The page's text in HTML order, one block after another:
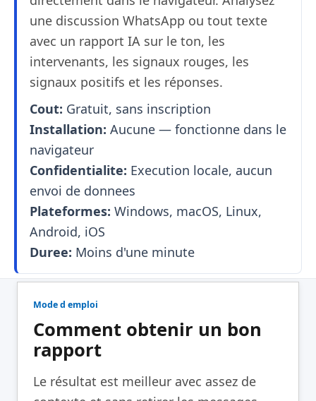
une discussion WhatsApp ou tout texte
avec un rapport IA sur le ton, les
intervenants, les signaux rouges, les
signaux positifs et les réponses.
Cout: Gratuit, sans inscription
Installation: Aucune — fonctionne dans le
navigateur
Confidentialite: Execution locale, aucun
envoi de donnees
Plateformes: Windows, macOS, Linux,
Android, iOS
Duree: Moins d'une minute
Mode d emploi
Comment obtenir un bon
rapport
Le résultat est meilleur avec assez de